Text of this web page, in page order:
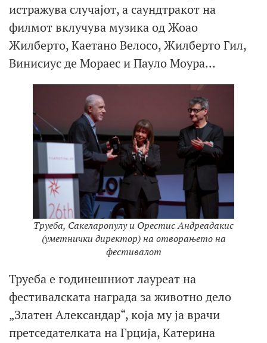
истражува случајот, а саундтракот на
филмот вклучува музика од Жоао
Жилберто, Каетано Велосо, Жилберто Гил,
Винисиус де Мораес и Пауло Моура…
Труеба, Сакеларопулу и Орестис Андреадакис
(уметнички директор) на отворањето на
фестивалот
Труеба е годинешниот лауреат на
фестивалската награда за животно дело
„Златен Александар“, која му ја врачи
претседателката на Грција, Катерина